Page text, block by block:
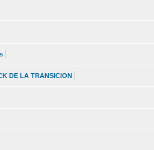
DE LA TRANSICION